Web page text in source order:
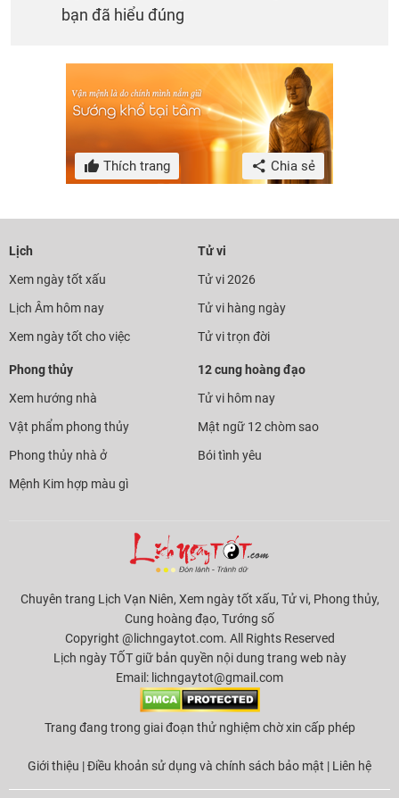
bạn đã hiểu đúng
Thích trang Chia sẻ
Lịch
Xem ngày tốt xấu
Lịch Âm hôm nay
Xem ngày tốt cho việc
Tử vi
Tử vi 2026
Tử vi hàng ngày
Tử vi trọn đời
Phong thủy
Xem hướng nhà
Vật phẩm phong thủy
Phong thủy nhà ở
Mệnh Kim hợp màu gì
12 cung hoàng đạo
Tử vi hôm nay
Mật ngữ 12 chòm sao
Bói tình yêu
Chuyên trang Lịch Vạn Niên, Xem ngày tốt xấu, Tử vi, Phong thủy,
Cung hoàng đạo, Tướng số
Copyright @lichngaytot.com. All Rights Reserved
Lịch ngày TỐT giữ bản quyền nội dung trang web này
Email: lichngaytot@gmail.com
Trang đang trong giai đoạn thử nghiệm chờ xin cấp phép
Giới thiệu |Điều khoản sử dụng và chính sách bảo mật | Liên hệ